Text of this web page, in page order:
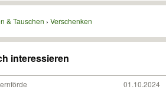
& Tauschen Verschenken
interessieren
01.10.2024